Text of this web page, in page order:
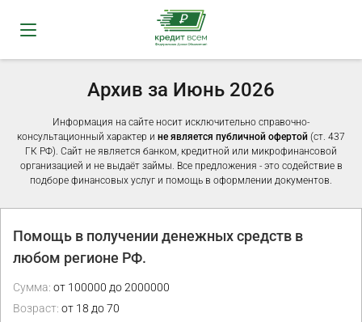
Архив за Июнь 2026
Информация на сайте носит исключительно справочно-
консультационный характер и не является публичной офертой (ст. 437
ГК РФ). Сайт не является банком, кредитной или микрофинансовой
организацией и не выдаёт займы. Все предложения - это содействие в
подборе финансовых услуг и помощь в оформлении документов.
Помощь в получении денежных средств в
любом регионе РФ.
Сумма: от 100000 до 2000000
Возраст: от 18 до 70